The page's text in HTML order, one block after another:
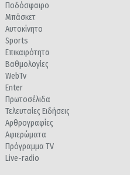
Ποδόσφαιρο
Μπάσκετ
Αυτοκίνητο
Sports
Επικαιρότητα
Βαθμολογίες
WebTv
Enter
Πρωτοσέλιδα
Τελευταίες Ειδήσεις
Αρθρογραφίες
Αφιερώματα
Πρόγραμμα TV
Live-radio